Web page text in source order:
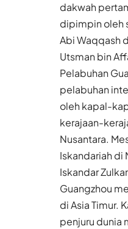
dakwah
dipimpin oleh
Abi Waqqash
Utsman bin
Pelabuhan
pelabuhan
oleh kapal-
kerajaan-
Nusantara.
Iskandariah di
Iskandar
Guangzhou
di Asia Timur.
penjuru dunia